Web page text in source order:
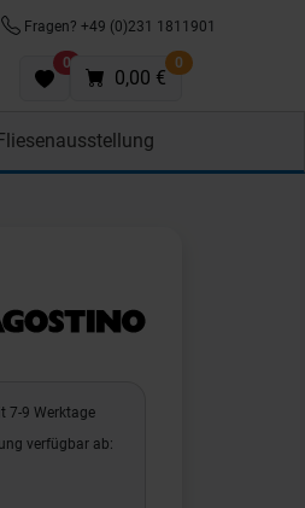
Fragen? +49 (0)231 1811901
0 0
0,00 €
7-9 Werktage
verfügbar ab: